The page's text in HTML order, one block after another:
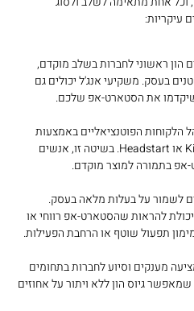
עיקריות:
הון ראשוני לחברות בשלב מוקדם,
בעסק. משקיעי אנג'ל יכולים גם
שיקדמו את הסטארט-אפ שלכם.
הלקוחות הפוטנציאליים באמצעות
פלטפורמות כמו Kickstarter או Headstart. בשיטה זו, אנשים
בתמורה למוצר מוקדם.
לשמור על בעלות מלאה בעסק.
להראות שהסטארט-אפ רווחי או
תפעול שוטף או הרחבת הפעילות.
מענקים וסיוע לחברות בתחומים
שמאפשר גיוס הון ללא ויתור על אחוזים